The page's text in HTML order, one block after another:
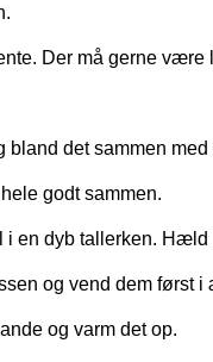
Der må gerne være
bland det sammen
godt sammen.
en dyb tallerken.
og vend dem først
og varm det op.